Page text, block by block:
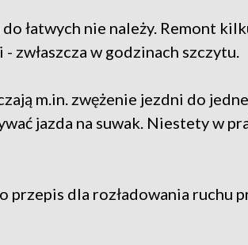
do łatwych nie należy. Remont
zwłaszcza w godzinach szczytu.
m.in. zwężenie jezdni do
jazda na suwak. Niestety w
przepis dla rozładowania ruchu